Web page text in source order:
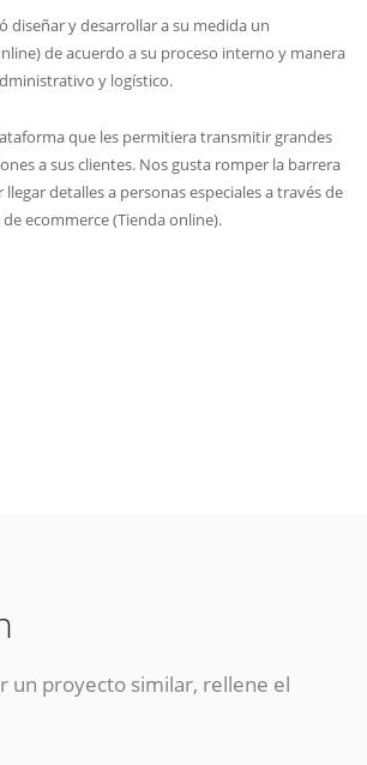
diseñar y desarrollar a su medida un
de acuerdo a su proceso interno y manera
y logístico.
que les permitiera transmitir grandes
a sus clientes. Nos gusta romper la barrera
detalles a personas especiales a través de
ecommerce (Tienda online).
un proyecto similar, rellene el